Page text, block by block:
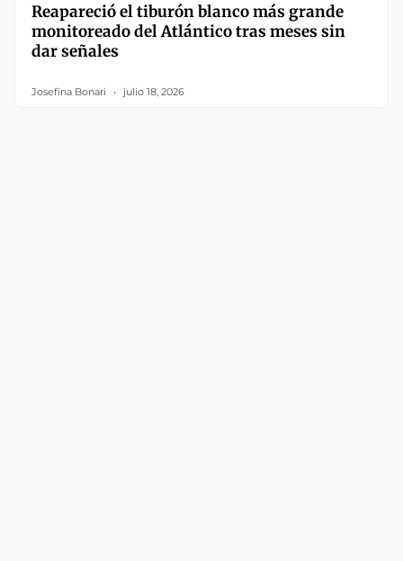
Reapareció el tiburón blanco más grande
monitoreado del Atlántico tras meses sin
dar señales
Josefina Bonari julio 18, 2026